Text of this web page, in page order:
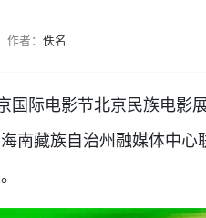
作者： 佚名
际电影节北京民族电影
南藏族自治州融媒体中